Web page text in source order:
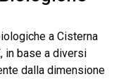
a Cisterna
, in base a diversi
dalla dimensione